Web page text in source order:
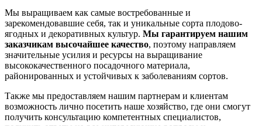
Мы выращиваем как самые востребованные и
зарекомендовавшие себя, так и уникальные сорта плодово-
ягодных и декоративных культур. Мы гарантируем нашим
заказчикам высочайшее качество, поэтому направляем
значительные усилия и ресурсы на выращивание
высококачественного посадочного материала,
районированных и устойчивых к заболеваниям сортов.
Также мы предоставляем нашим партнерам и клиентам
возможность лично посетить наше хозяйство, где они смогут
получить консультацию компетентных специалистов,